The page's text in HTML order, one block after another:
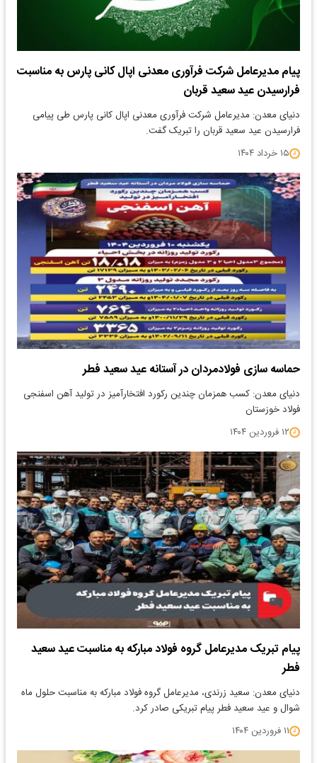
پیام مدیرعامل شرکت فرآوری معدنی اپال کانی پارس به مناسبت
فرارسیدن عید سعید قربان
دنیای معدن: مدیرعامل شرکت فرآوری معدنی اپال کانی پارس طی پیامی
فرارسیدن عید سعید قربان را تبریک گفت.
۱۵ خرداد ۱۴۰۴
حماسه سازی فولادمردان در آستانه عید سعید فطر
دنیای معدن: کسب همزمان چندین رکورد افتخارآمیز در تولید آهن اسفنجی
فولاد خوزستان
۱۲ فروردین ۱۴۰۴
پیام تبریک مدیرعامل گروه فولاد مبارکه به مناسبت عید سعید
فطر
دنیای معدن: سعید زرندی، مدیرعامل گروه فولاد مبارکه به مناسبت حلول ماه
شوال و عید سعید فطر پیام تبریکی صادر کرد.
۱۱ فروردین ۱۴۰۴